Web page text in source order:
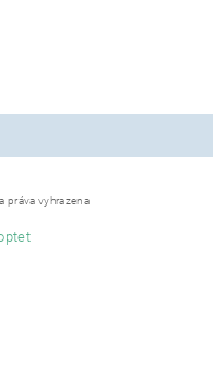
práva vyhrazena